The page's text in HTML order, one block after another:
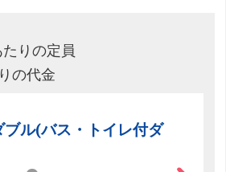
りの定員
の代金
ブル(バス・トイレ付ダ